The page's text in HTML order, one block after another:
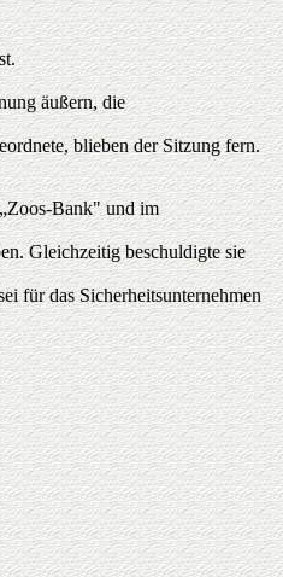
äußern, die
blieben der Sitzung fern.
Bank" und im
Gleichzeitig beschuldigte sie
für das Sicherheitsunternehmen